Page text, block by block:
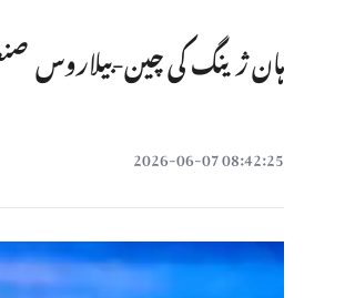
ہان ژینگ کی چین-بیلاروس
08:42:25 2026-06-07